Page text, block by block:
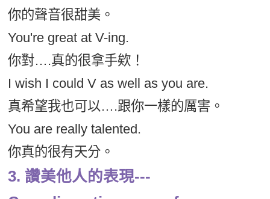
你的聲音很甜美。
You're great at V-ing.
你對….真的很拿手欸！
I wish I could V as well as you are.
真希望我也可以….跟你一樣的厲害。
You are really talented.
你真的很有天分。
3. 讚美他人的表現---